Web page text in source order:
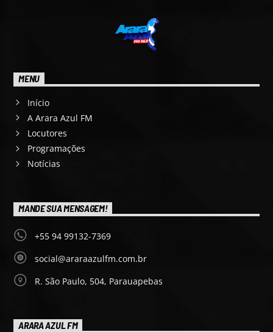
MENU
Início
A Arara Azul FM
Locutores
Programações
Notícias
MANDE SUA MENSAGEM!
+55 94 99132-7369
social@araraazulfm.com.br
R. São Paulo, 504, Parauapebas
ARARA AZUL FM